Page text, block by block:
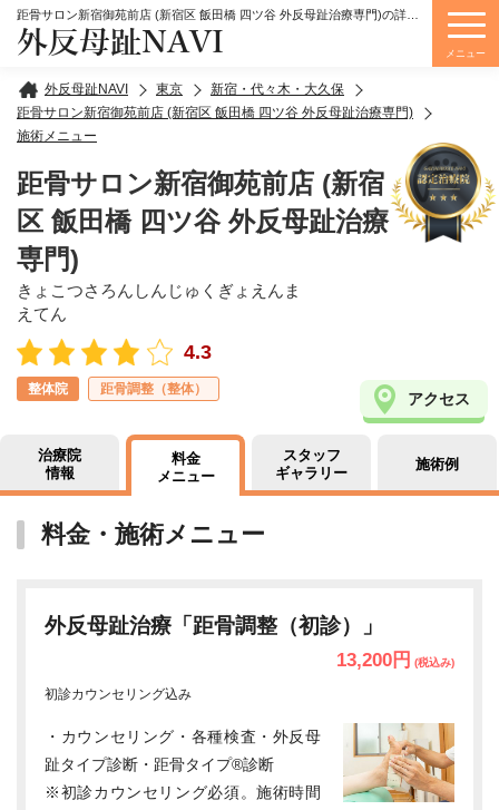
外反母趾NAVI
外反母趾NAVI 東京
新宿・代々木・大久保
距骨サロン新宿御苑前店 (新宿区 飯田橋 四ツ谷 外反母趾治療専門)
施術メニュー
距骨サロン新宿御苑前店 (新宿
区 飯田橋 四ツ谷 外反母趾治療
専門)
きょこつさろんしんじゅくぎょえんま
えてん
4.3
整体院 距骨調整（整体）
アクセス
治療院
情報
料金
メニュー
スタッフ
ギャラリー
施術例
料金・施術メニュー
外反母趾治療「距骨調整（初診）」
13,200円 (税込み)
初診カウンセリング込み
・カウンセリング・各種検査・外反母
趾タイプ診断・距骨タイプ®診断
※初診カウンセリング必須。施術時間
メニュー